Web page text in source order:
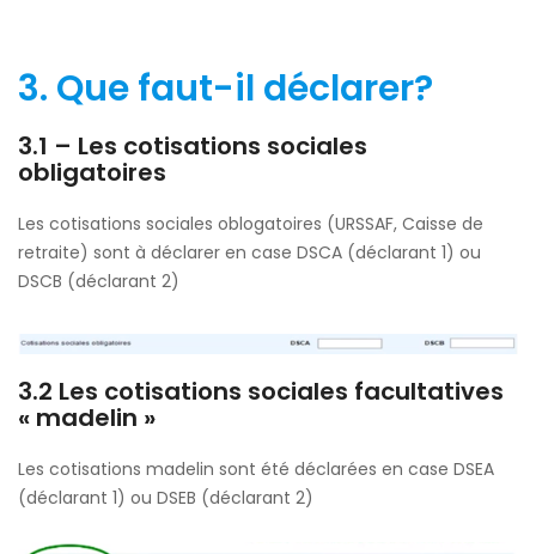
3. Que faut-il déclarer?
3.1 – Les cotisations sociales
obligatoires
Les cotisations sociales oblogatoires (URSSAF, Caisse de
retraite) sont à déclarer en case DSCA (déclarant 1) ou
DSCB (déclarant 2)
3.2 Les cotisations sociales facultatives
« madelin »
Les cotisations madelin sont été déclarées en case DSEA
(déclarant 1) ou DSEB (déclarant 2)